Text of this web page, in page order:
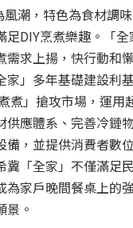
潮，特色為食材調
足DIY烹煮樂趣。「
需求上揚，快行動和
家」多年基礎建設利
煮」搶攻市場，運用
供應體系、完善冷鏈
，並提供消費者數
冀「全家」不僅滿足
為家戶晚間餐桌上的
景。